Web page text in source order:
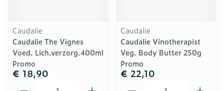
Caudalie
Caudalie The Vignes
Voed. Lich.verzorg.400ml
Promo
€ 18,90
Caudalie
Caudalie Vinotherapist
Veg. Body Butter 250g
Promo
€ 22,10